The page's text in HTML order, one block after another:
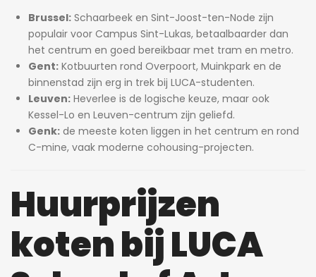
Brussel: Schaarbeek en Sint-Joost-ten-Node zijn
populair voor Campus Sint-Lukas, betaalbaarder dan
het centrum en goed bereikbaar met tram en metro.
Gent: Kotbuurten rond Overpoort, Muinkpark en de
binnenstad zijn erg in trek bij LUCA-studenten.
Leuven: Heverlee is de logische keuze, maar ook
Kessel-Lo en Leuven-centrum zijn geliefd.
Genk: de meeste koten liggen in het centrum en rond
C-mine, vaak moderne cohousing-projecten.
Huurprijzen
koten bij LUCA